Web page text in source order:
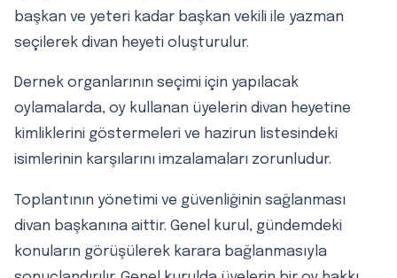
başkan ve yeteri kadar başkan vekili ile yazman
seçilerek divan heyeti oluşturulur.
Dernek organlarının seçimi için yapılacak
oylamalarda, oy kullanan üyelerin divan heyetine
kimliklerini göstermeleri ve hazirun listesindeki
isimlerinin karşılarını imzalamaları zorunludur.
Toplantının yönetimi ve güvenliğinin sağlanması
divan başkanına aittir. Genel kurul, gündemdeki
konuların görüşülerek karara bağlanmasıyla